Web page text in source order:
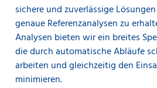
sichere und zuverlässige
genaue Referenzanalysen zu
Analysen bieten wir ein breites
die durch automatische Abläufe
arbeiten und gleichzeitig den
minimieren.